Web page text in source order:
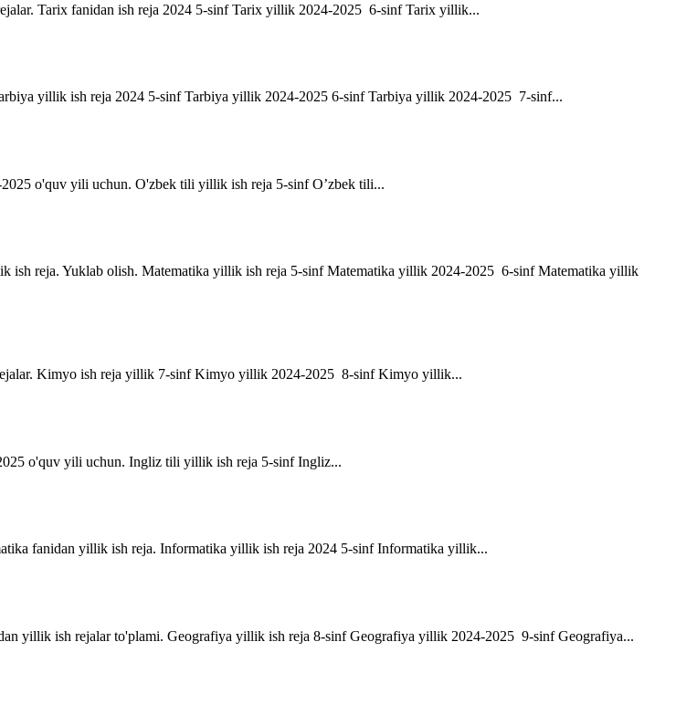
Tarix fanidan ish reja 2024 5-sinf Tarix yillik 2024-2025 6-sinf Tarix yillik...
yillik ish reja 2024 5-sinf Tarbiya yillik 2024-2025 6-sinf Tarbiya yillik 2024-2025 7-sinf...
o'quv yili uchun. O'zbek tili yillik ish reja 5-sinf O’zbek tili...
ish reja. Yuklab olish. Matematika yillik ish reja 5-sinf Matematika yillik 2024-2025 6-sinf Matematika yillik
Kimyo ish reja yillik 7-sinf Kimyo yillik 2024-2025 8-sinf Kimyo yillik...
o'quv yili uchun. Ingliz tili yillik ish reja 5-sinf Ingliz...
fanidan yillik ish reja. Informatika yillik ish reja 2024 5-sinf Informatika yillik...
yillik ish rejalar to'plami. Geografiya yillik ish reja 8-sinf Geografiya yillik 2024-2025 9-sinf Geografiya...